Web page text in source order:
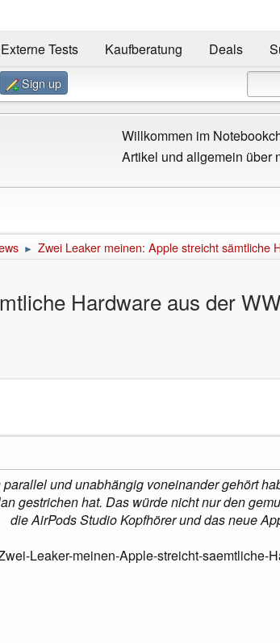
Externe Tests Kaufberatung Deals
Sign up
Willkommen im
Artikel und allgemein über
► Zwei Leaker meinen: Apple streicht sämtliche
Hardware aus der
und unabhängig voneinander gehört
gestrichen hat. Das würde nicht nur den
die AirPods Studio Kopfhörer und das neue
Leaker-meinen-Apple-streicht-saemtliche-